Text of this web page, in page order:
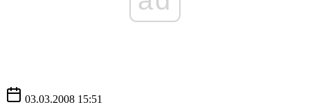
03.03.2008 15:51